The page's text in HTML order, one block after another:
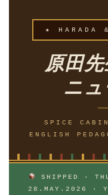
★ HARADA
原田
ニ
SPICE
ENGLISH
SHIPPED ·
28.MAY.2026 ·